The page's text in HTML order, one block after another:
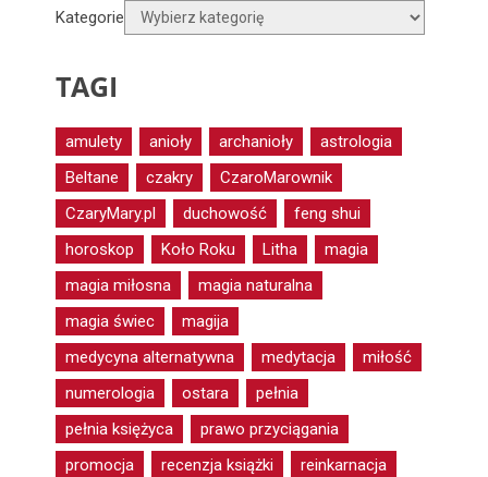
Kategorie
TAGI
amulety anioły archanioły
astrologia
Beltane
czakry
CzaroMarownik
CzaryMary.pl
duchowość
feng shui
horoskop
Koło Roku Litha
magia
magia miłosna
magia naturalna
magia świec
magija
medycyna alternatywna
medytacja
miłość
numerologia
ostara
pełnia
pełnia księżyca
prawo przyciągania
promocja
recenzja książki
reinkarnacja